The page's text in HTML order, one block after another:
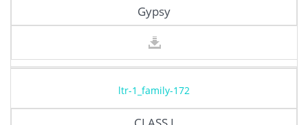
Gypsy
ltr-1_family-172